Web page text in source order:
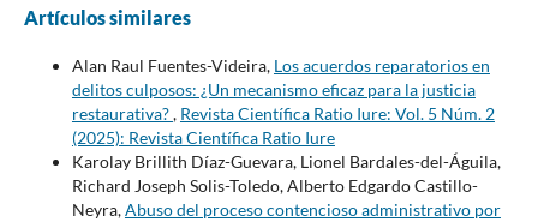
Artículos similares
Alan Raul Fuentes-Videira, Los acuerdos reparatorios en
delitos culposos: ¿Un mecanismo eficaz para la justicia
restaurativa?, Revista Científica Ratio Iure: Vol. 5 Núm. 2
(2025): Revista Científica Ratio Iure
Karolay Brillith Díaz-Guevara, Lionel Bardales-del-Águila,
Richard Joseph Solis-Toledo, Alberto Edgardo Castillo-
Neyra,Abuso del proceso contencioso administrativo por